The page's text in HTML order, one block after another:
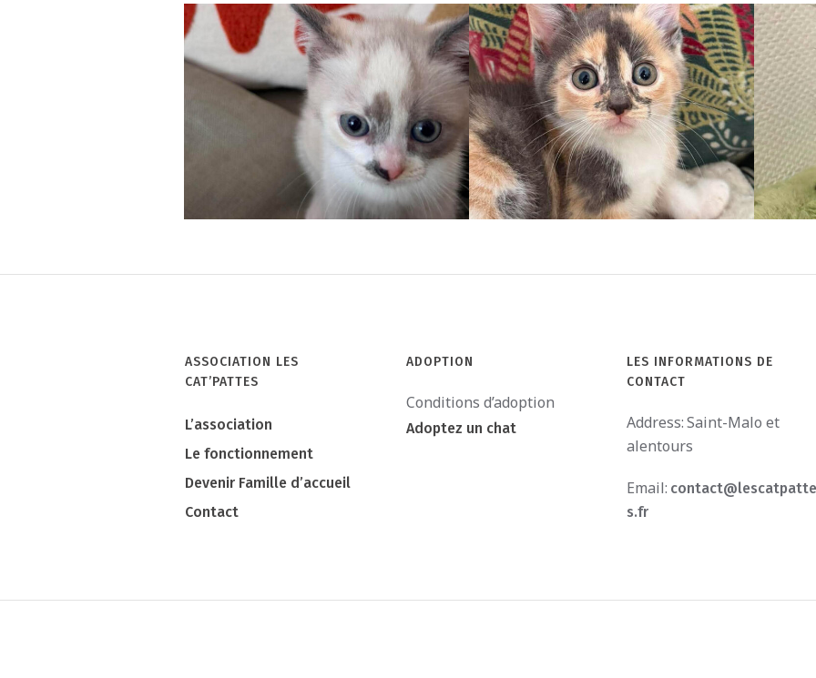
ASSOCIATION LES
CAT’PATTES
L’association
Le fonctionnement
Devenir Famille d’accueil
Contact
ADOPTION
Conditions d’adoption
Adoptez un chat
LES INFORMATIONS DE
CONTACT
Address: Saint-Malo et
alentours
Email:
s.fr